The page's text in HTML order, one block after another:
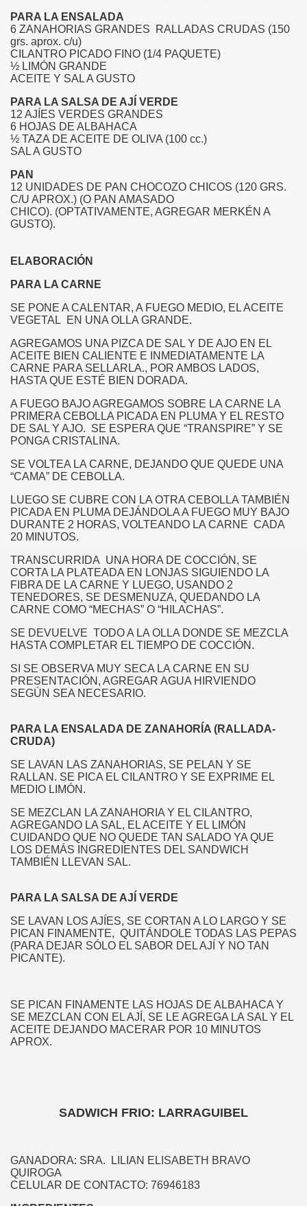
PARA LA ENSALADA
6 ZANAHORIAS GRANDES RALLADAS CRUDAS (150
grs. aprox. c/u)
CILANTRO PICADO FINO (1/4 PAQUETE)
½ LIMÓN GRANDE
ACEITE Y SAL A GUSTO
PARA LA SALSA DE AJÍ VERDE
12 AJÍES VERDES GRANDES
6 HOJAS DE ALBAHACA
½ TAZA DE ACEITE DE OLIVA (100 cc.)
SAL A GUSTO
PAN
12 UNIDADES DE PAN CHOCOZO CHICOS (120 GRS.
C/U APROX.) (O PAN AMASADO
CHICO). (OPTATIVAMENTE, AGREGAR MERKÉN A
GUSTO).
ELABORACIÓN
PARA LA CARNE
SE PONE A CALENTAR, A FUEGO MEDIO, EL ACEITE
VEGETAL EN UNA OLLA GRANDE.
AGREGAMOS UNA PIZCA DE SAL Y DE AJO EN EL
ACEITE BIEN CALIENTE E INMEDIATAMENTE LA
CARNE PARA SELLARLA., POR AMBOS LADOS,
HASTA QUE ESTÉ BIEN DORADA.
A FUEGO BAJO AGREGAMOS SOBRE LA CARNE LA
PRIMERA CEBOLLA PICADA EN PLUMA Y EL RESTO
DE SAL Y AJO. SE ESPERA QUE “TRANSPIRE” Y SE
PONGA CRISTALINA.
SE VOLTEA LA CARNE, DEJANDO QUE QUEDE UNA
“CAMA” DE CEBOLLA.
LUEGO SE CUBRE CON LA OTRA CEBOLLA TAMBIÉN
PICADA EN PLUMA DEJÁNDOLA A FUEGO MUY BAJO
DURANTE 2 HORAS, VOLTEANDO LA CARNE CADA
20 MINUTOS.
TRANSCURRIDA UNA HORA DE COCCIÓN, SE
CORTA LA PLATEADA EN LONJAS SIGUIENDO LA
FIBRA DE LA CARNE Y LUEGO, USANDO 2
TENEDORES, SE DESMENUZA, QUEDANDO LA
CARNE COMO “MECHAS” O “HILACHAS”.
SE DEVUELVE TODO A LA OLLA DONDE SE MEZCLA
HASTA COMPLETAR EL TIEMPO DE COCCIÓN.
SI SE OBSERVA MUY SECA LA CARNE EN SU
PRESENTACIÓN, AGREGAR AGUA HIRVIENDO
SEGÚN SEA NECESARIO.
PARA LA ENSALADA DE ZANAHORÍA (RALLADA-
CRUDA)
SE LAVAN LAS ZANAHORIAS, SE PELAN Y SE
RALLAN. SE PICA EL CILANTRO Y SE EXPRIME EL
MEDIO LIMÓN.
SE MEZCLAN LA ZANAHORIA Y EL CILANTRO,
AGREGANDO LA SAL, EL ACEITE Y EL LIMÓN
CUIDANDO QUE NO QUEDE TAN SALADO YA QUE
LOS DEMÁS INGREDIENTES DEL SANDWICH
TAMBIÉN LLEVAN SAL.
PARA LA SALSA DE AJÍ VERDE
SE LAVAN LOS AJÍES, SE CORTAN A LO LARGO Y SE
PICAN FINAMENTE, QUITÁNDOLE TODAS LAS PEPAS
(PARA DEJAR SÓLO EL SABOR DEL AJÍ Y NO TAN
PICANTE).
SE PICAN FINAMENTE LAS HOJAS DE ALBAHACA Y
SE MEZCLAN CON EL AJÍ, SE LE AGREGA LA SAL Y EL
ACEITE DEJANDO MACERAR POR 10 MINUTOS
APROX.
SADWICH FRIO: LARRAGUIBEL
GANADORA: SRA. LILIAN ELISABETH BRAVO
QUIROGA
CELULAR DE CONTACTO: 76946183
CHILENO - CIUDAD DE ANGOL
ARGENTEUS BLANCH
CHILENO
COMUNAL
DE ANGOL
Nº3 "HÚSARES"